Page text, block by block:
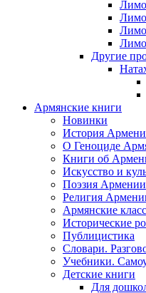
Другие
Армянские книги
Новинки
История
О Геноциде
Книги об
Иcкусство и
Поэзия Армении
Религия
Армянские
Исторические
Публицистика
Словари.
Учебники.
Детские книги
Для